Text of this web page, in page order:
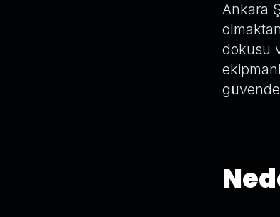
Ankara
dokusu